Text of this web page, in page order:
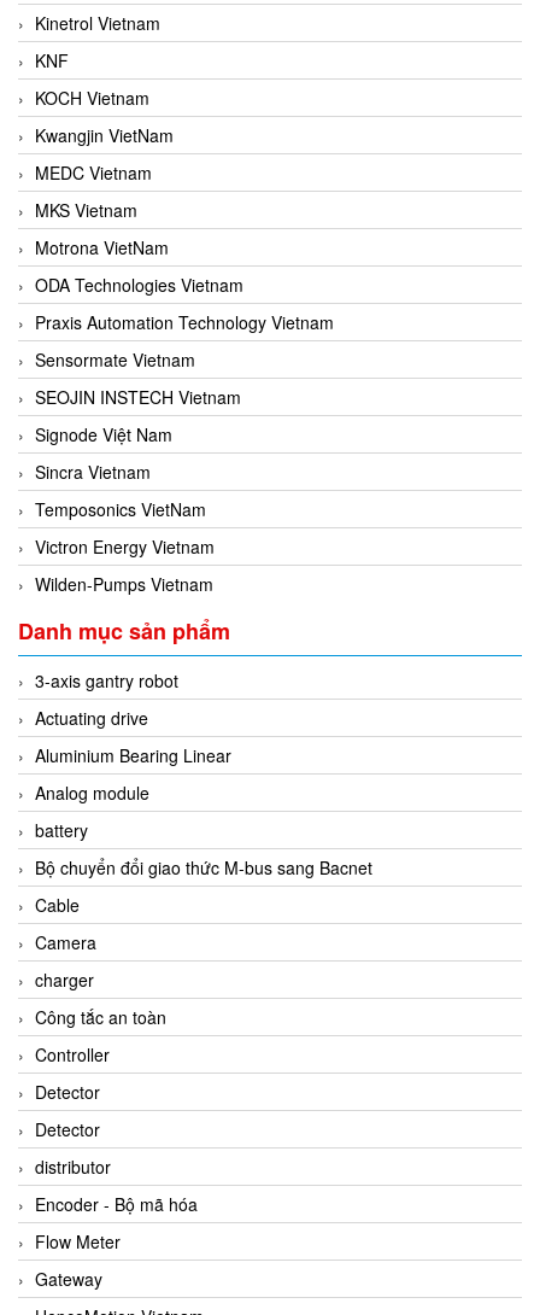
Kinetrol Vietnam
KNF
KOCH Vietnam
Kwangjin VietNam
MEDC Vietnam
MKS Vietnam
Motrona VietNam
ODA Technologies Vietnam
Praxis Automation Technology Vietnam
Sensormate Vietnam
SEOJIN INSTECH Vietnam
Signode Việt Nam
Sincra Vietnam
Temposonics VietNam
Victron Energy Vietnam
Wilden-Pumps Vietnam
Danh mục sản phẩm
3-axis gantry robot
Actuating drive
Aluminium Bearing Linear
Analog module
battery
Bộ chuyển đổi giao thức M-bus sang Bacnet
Cable
Camera
charger
Công tắc an toàn
Controller
Detector
Detector
distributor
Encoder - Bộ mã hóa
Flow Meter
Gateway